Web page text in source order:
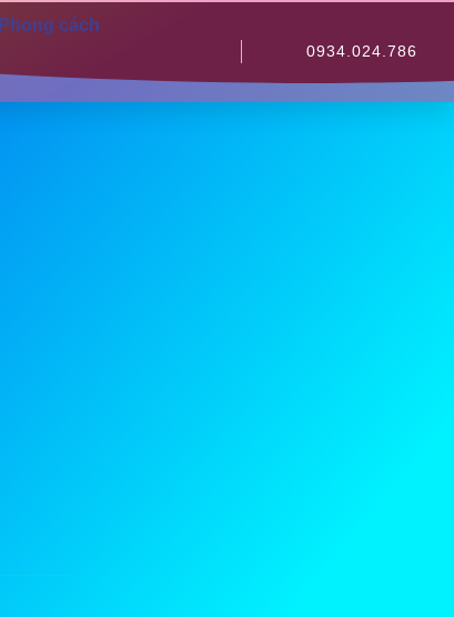
Phong cách
0934.024.786